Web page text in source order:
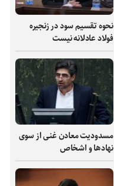
نحوه تقسیم سود در زنجیره
فولاد عادلانه نیست
مسدودیت معادن غنی از سوی
نهادها و اشخاص